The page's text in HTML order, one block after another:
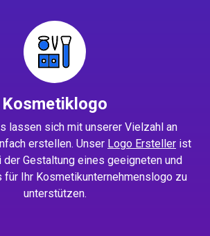
Kosmetiklogo
lassen sich mit unserer Vielzahl an
erstellen. Unser Logo Ersteller ist
der Gestaltung eines geeigneten und
für Ihr Kosmetikunternehmenslogo zu
unterstützen.